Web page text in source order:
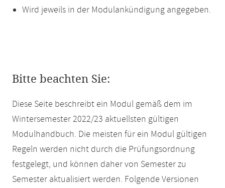
Wird jeweils in der Modulankündigung angegeben.
Bitte beachten Sie:
Diese Seite beschreibt ein Modul gemäß dem im
Wintersemester 2022/23 aktuellsten gültigen
Modulhandbuch. Die meisten für ein Modul gültigen
Regeln werden nicht durch die Prüfungsordnung
festgelegt, und können daher von Semester zu
Semester aktualisiert werden. Folgende Versionen